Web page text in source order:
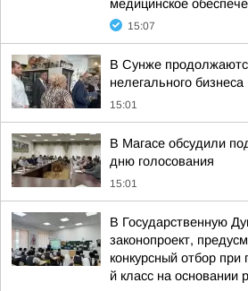
медицинское
15:07
В Сунже
нелегального бизнеса
15:01
В Магасе обсудили
дню голосования
15:01
В Государственную
законопроект,
конкурсный отбор
й класс на основании